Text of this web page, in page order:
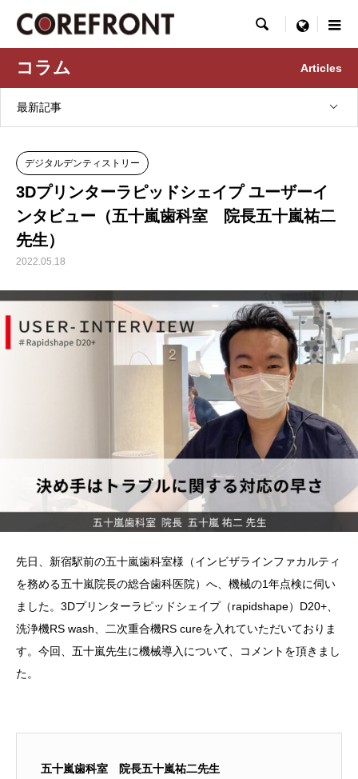
 menu
コラム Articles
最新記事
デジタルデンティストリー
3Dプリンターラピッドシェイプ ユーザーイ
ンタビュー（五十嵐歯科室 院長五十嵐祐二
先生）
2022.05.18
先日、新宿駅前の五十嵐歯科室様（インビザラインファカルティ
を務める五十嵐院長の総合歯科医院）へ、機械の1年点検に伺い
ました。3Dプリンターラピッドシェイプ（rapidshape）D20+、
洗浄機RS wash、二次重合機RS cureを入れていただいておりま
す。今回、五十嵐先生に機械導入について、コメントを頂きまし
た。
五十嵐歯科室 院長五十嵐祐二先生